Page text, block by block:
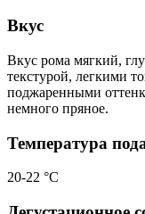
Вкус
Вкус рома мягкий,
текстурой, легкими
поджаренными
немного пряное.
Температура
20-22 °С